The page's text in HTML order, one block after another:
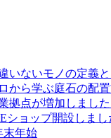
倒時の怪我のリ
はありませんか
倒な草むしりや
いないモノの定義と
から学ぶ庭石の配
拠点が増加しました
ショップ開設しまし
末年始